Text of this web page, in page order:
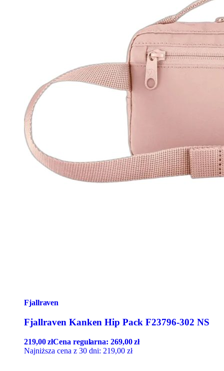
Fjallraven
Fjallraven Kanken Hip Pack F23796-302 NS
219,00złCena regularna:269,00zł
Najniższa cena z 30 dni: 219,00 zł